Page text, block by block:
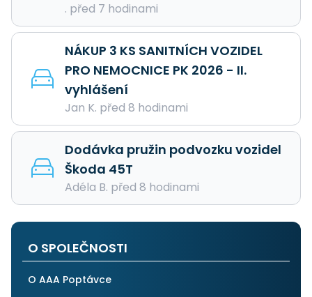
. před 7 hodinami
NÁKUP 3 KS SANITNÍCH VOZIDEL
PRO NEMOCNICE PK 2026 - II.
vyhlášení
Jan K. před 8 hodinami
Dodávka pružin podvozku vozidel
Škoda 45T
Adéla B. před 8 hodinami
O SPOLEČNOSTI
O AAA Poptávce